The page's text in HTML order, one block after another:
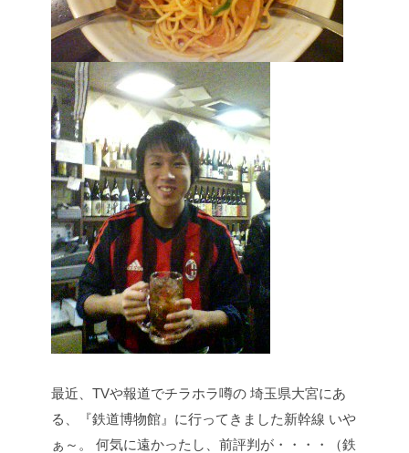
最近、TVや報道でチラホラ噂の 埼玉県大宮にあ
る、『鉄道博物館』に行ってきました新幹線 いや
ぁ～。
何気に遠かったし、前評判が・・・・（鉄